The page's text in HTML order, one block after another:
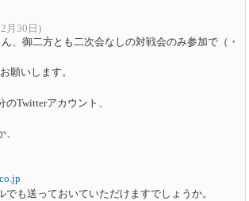
月30日)
、御二方とも二次会なしの対戦会のみ参加で（・
願いします。
Twitterアカウント、
でも送っておいていただけますでしょうか。